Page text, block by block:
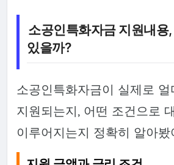
소공인특화자금 지원내용
있을까?
소공인특화자금이 실제로 얼
지원되는지, 어떤 조건으로
이루어지는지 정확히 알아봤